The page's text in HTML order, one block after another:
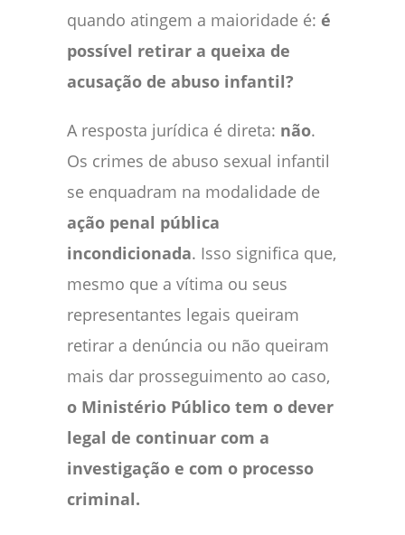
quando atingem a maioridade é: é
possível retirar a queixa de
acusação de abuso infantil?
A resposta jurídica é direta: não.
Os crimes de abuso sexual infantil
se enquadram na modalidade de
ação penal pública
incondicionada. Isso significa que,
mesmo que a vítima ou seus
representantes legais queiram
retirar a denúncia ou não queiram
mais dar prosseguimento ao caso,
o Ministério Público tem o dever
legal de continuar com a
investigação e com o processo
criminal.